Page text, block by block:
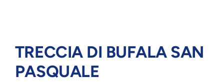
TRECCIA DI BUFALA SAN
PASQUALE